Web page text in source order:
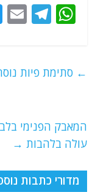
W
s
p
T
g
l ← סתימת פיות
המאבק הפנימי
עולה בלהבות →
מדורי כתבות